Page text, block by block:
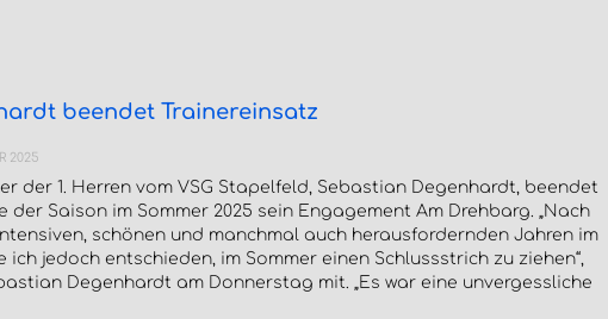
beendet Trainereinsatz
2025
der 1. Herren vom VSG Stapelfeld, Sebastian Degenhardt, beendet
der Saison im Sommer 2025 sein Engagement Am Drehbarg. „Nach
schönen und manchmal auch herausfordernden Jahren im
ich jedoch entschieden, im Sommer einen Schlussstrich zu ziehen“,
Degenhardt am Donnerstag mit. „Es war eine unvergessliche